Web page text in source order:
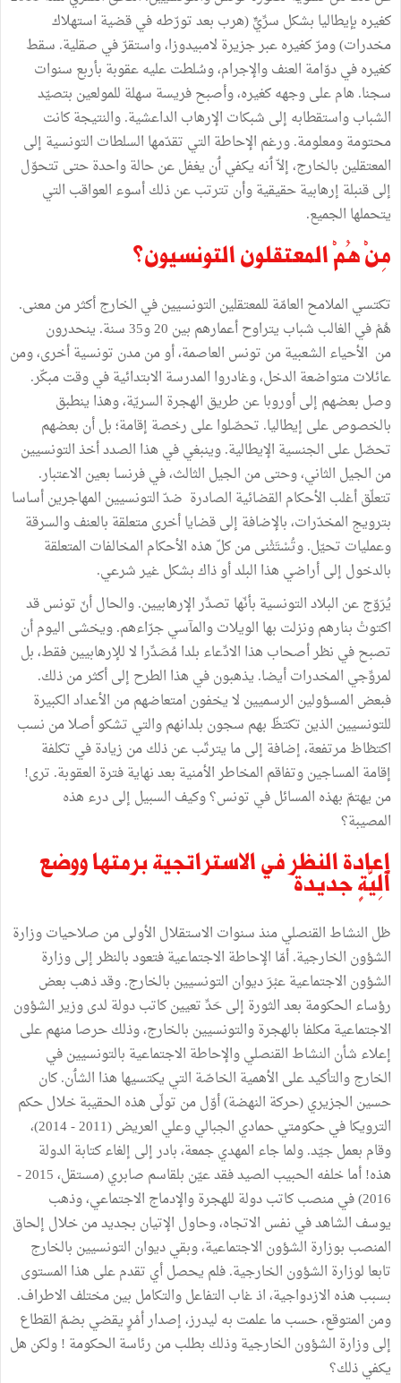
كغيره بإيطاليا بشكل سرِّيٍّ(هرب بعدتورّطهفيقضية استهلاك
مخدرات)ومرّكغيرهعبرجزيرة لامبيدوزا،واستقرّفي صقلية. سقط
كغيرهفيدوّامة العنفوالإجرام،وسُلطتعليهعقوبة بأربع سنوات
سجنا. هامعلىوجههكغيره،وأصبحفريسة سهلة للمولعين بتصيّد
الشبابواستقطابه إلى شبكات الإرهاب الداعشية.والنتيجةكانت
محتومةومعلومة.ورغم الإحاطة التي تقدّمها السلطات التونسية إلى
المعتقلين بالخارج،إلاّٲنه يكفيٲن يغفلعنحالةواحدةحتى تتحوّل
إلىقنبلة إرهابيةحقيقيةوأن تترتبعنذلكأسوء العواقب التي
يتحملها الجميع.
مِنْ هُمْ المعتقلون التونسيون؟
تكتسي الملامح العامّة للمعتقلين التونسيينفي الخارجأكثرمنمعنى.
هُمْفي الغالب شباب يتراوحأعمارهم بين و35سنة. ينحدرون
من الأحياء الشعبيةمن تونس العاصمة،أومنمدن تونسيةأخرى،ومن
عائلاتمتواضعة الدخل،وغادروا المدرسة الابتدائيةفيوقتمبكّر.
وصل بعضهم إلىأوروباعن طريق الهجرة السريّة،وهذا ينطبق
بالخصوصعلى إيطاليا. تحصّلواعلى رخصة إقامة؛بلأن بعضهم
تحصّلعلى الجنسية الإيطالية.وينبغيفي هذا الصددأخذالتونسيين
من الجيل الثاني،وحتىمن الجيل الثالث،فيفرنسا بعين الاعتبار.
تتعلّقأغلب الأحكام القضائية الصادرة ضدّالتونسيين المهاجرينأساسا
بترويج المخدّرات،بالإضافة إلىقضاياأخرىمتعلقة بالعنفوالسرقة
وعمليات تحيّل.وتُسْتَثْنىمنكلّ هذه الأحكام المخالفات المتعلقة
بالدخول إلىأراضي هذا البلدأوذاكبشكلغيرشرعي.
يُرَوّجعن البلادالتونسية بأنّها تصدِّرالإرهابيين.والحالأنّ تونسقد
اكتوتْ بنارهمونزلت بها الويلاتوالمآسيجرّاءهم.ويخشى اليومأن
تصبحفي نظرأصحاب هذا الادِّعاء بلدامُصَدِّرا لاللإرهابيينفقط،بل
لمروِّجي المخدراتأيضا. يذهبونفي هذا الطرح إلىأكثرمنذلك.
فبعض المسؤولين الرسميين لايخفون امتعاضهممن الأعدادالكبيرة
للتونسيين الذين تكتظّ بهم سجون بلدانهموالتي تشكوأصلامن نسب
اكتظاظمرتفعة،إضافة إلىما يترتّبعنذلكمن زيادةفي تكلفة
إقامة المساجينوتفاقم المخاطرالأمنية بعدنهايةفترة العقوبة. ترى!
من يهتمّ بهذه المسائلفي تونس؟وكيف السبيل إلىدرء هذه
المصيبة؟
إعادة النظر في الاستراتجية برمتها ووضع
آلِيَّةٍ جديدة
ظل النشاط القنصليمنذسنوات الاستقلال الأولىمن صلاحياتوزارة
الشؤون الخارجية.أمّا الإحاطة الاجتماعيةفتعودبالنظرإلىوزارة
الشؤون الاجتماعيةعبْرَديوان التونسيين بالخارج.وقدذهب بعض
رؤساء الحكومة بعدالثورة إلىحَدِّتعيينكاتبدولة لدىوزيرالشؤون
الاجتماعيةمكلفا بالهجرةوالتونسيين بالخارج،وذلكحرصامنهمعلى
إعلاء شأن النشاط القنصليوالإحاطة الاجتماعية بالتونسيينفي
الخارجوالتأكيدعلى الأهمية الخاصّة التي يكتسيها هذا الشٲن.كان
حسين الجزيري(حركة النهضة)أوّلمن تولّى هذه الحقيبةخلالحكم
الترويكافيحكومتيحمادي الجباليوعلي العريض(2011 - 2014)
،
وقام بعملجيّد.ولماجاء المهديجمعة،بادرإلى إلغاءكتابة الدولة
هذه!أماخلفه الحبيب الصيدفقدعيّن بلقاسم صابري(مستقل،
2015 -
2016) فيمنصبكاتبدولة للهجرةوالإدماج الاجتماعي،وذهب
يوسف الشاهدفي نفس الاتجاه،وحاول الإتيان بجديدمنخلال إلحاق
المنصب بوزارة الشؤون الاجتماعية،وبقيديوان التونسيين بالخارج
تابعا لوزارة الشؤون الخارجية.فلم يحصلأي تقدمعلى هذا المستوى
بسبب هذه الازدواجية،اذغاب التفاعلوالتكامل بينمختلف الاطراف.
ومن المتوقع،حسبماعلمت به ليدرز،إصدارأمْرٍيقضي بضمّ القطاع
إلىوزارة الشؤون الخارجيةوذلك بطلبمن رئاسة الحكومة !ولكن هل
يكفيذلك؟